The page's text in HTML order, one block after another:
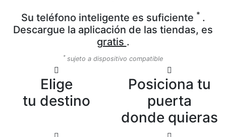
Su teléfono inteligente es suficiente * .
Descargue la aplicación de las tiendas, es
gratis .
* sujeto a dispositivo compatible
Elige
tu destino
Posiciona tu
puerta
donde quieras